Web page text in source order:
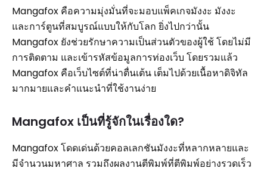
Mangafox คือความมุ่งมั่นที่จะมอบแพ็คเกจมังงะ มังงะ
และการ์ตูนที่สมบูรณ์แบบให้กับโลก ยิ่งไปกว่านั้น
Mangafox ยังช่วยรักษาความเป็นส่วนตัวของผู้ใช้ โดยไม่มี
การติดตาม และเข้ารหัสข้อมูลการท่องเว็บ โดยรวมแล้ว
Mangafox คือเว็บไซต์ที่น่าตื่นเต้น เต็มไปด้วยเนื้อหาดิจิทัล
มากมายและคำแนะนำที่ใช้งานง่าย
Mangafox เป็นที่รู้จักในเรื่องใด?
Mangafox โดดเด่นด้วยคอลเลกชันมังงะที่หลากหลายและ
มีจำนวนมหาศาล รวมถึงผลงานตีพิมพ์ที่ตีพิมพ์อย่างรวดเร็ว